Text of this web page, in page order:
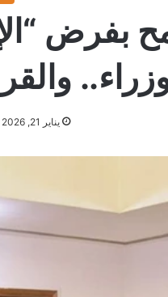
بفرض
يناير 21, 2026